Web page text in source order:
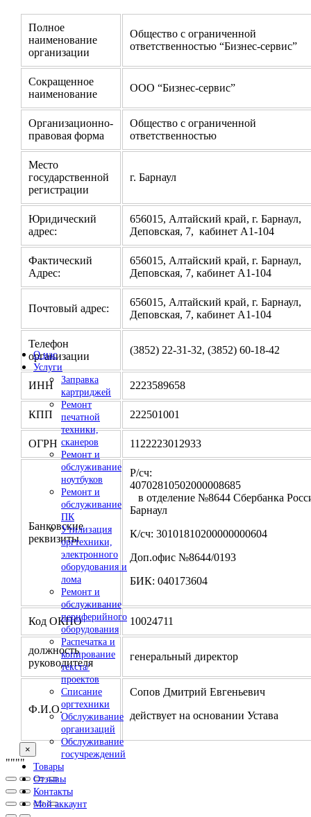
О нас
Услуги
Заправка
картриджей
Ремонт
печатной
техники,
сканеров
Ремонт и
обслуживание
ноутбуков
Ремонт и
обслуживание
ПК
Утилизация
оргтехники,
электронного
оборудования и
лома
Ремонт и
обслуживание
периферийного
оборудования
Распечатка и
копирование
текста/
проектов
Списание
оргтехники
Обслуживание
организаций
Обслуживание
госучреждений
Товары
Отзывы
Контакты
Мой аккаунт
Полное
наименование
организации
Общество с ограниченной
ответственностью “Бизнес-сервис”
Сокращенное
наименование
ООО “Бизнес-сервис”
Организационно-
правовая форма
Общество с ограниченной
ответственностью
Место
государственной
регистрации
г. Барнаул
Юридический
адрес:
656015, Алтайский край, г. Барнаул,
Деповская, 7, кабинет А1-104
Фактический
Адрес:
656015, Алтайский край, г. Барнаул,
Деповская, 7, кабинет А1-104
Почтовый адрес:
656015, Алтайский край, г. Барнаул,
Деповская, 7, кабинет А1-104
Телефон
организации
(3852) 22-31-32, (3852) 60-18-42
ИНН 2223589658
КПП 222501001
ОГРН 1122223012933
Банковские
реквизиты
Р/сч:
в отделение №8644 Сбербанка
Барнаул
К/сч: 30101810200000000604
Доп.офис №8644/0193
БИК: 040173604
Код ОКПО 10024711
должность
руководителя
генеральный директор
Ф.И.О.
Сопов Дмитрий Евгеньевич
действует на основании Устава
×
""""